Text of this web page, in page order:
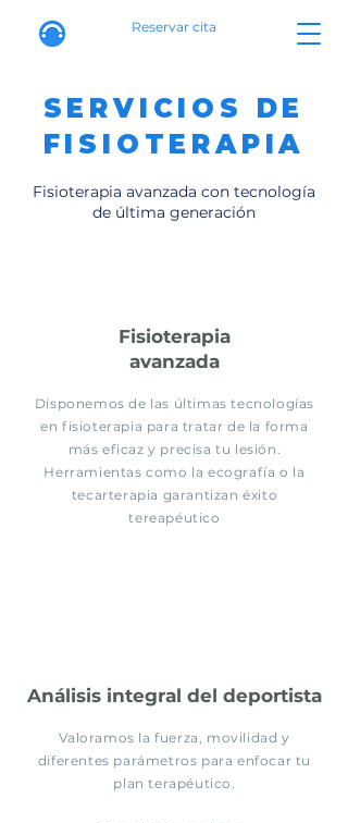
Reservar cita
SERVICIOS DE
FISIOTERAPIA
Fisioterapia avanzada con tecnología
de última generación
Fisioterapia
avanzada
Disponemos de las últimas tecnologías
en fisioterapia para tratar de la forma
más eficaz y precisa tu lesión.
Herramientas como la ecografía o la
tecarterapia garantizan éxito
tereapéutico
Análisis integral del deportista
Valoramos la fuerza, movilidad y
diferentes parámetros para enfocar tu
plan terapéutico.